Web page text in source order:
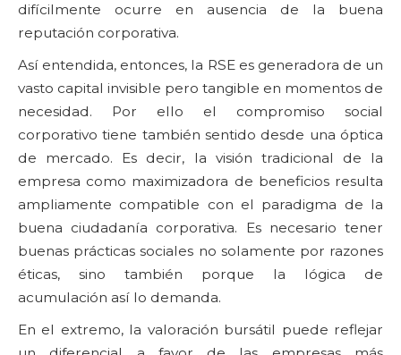
difícilmente ocurre en ausencia de la buena
reputación corporativa.
Así entendida, entonces, la RSE es generadora de un
vasto capital invisible pero tangible en momentos de
necesidad. Por ello el compromiso social
corporativo tiene también sentido desde una óptica
de mercado. Es decir, la visión tradicional de la
empresa como maximizadora de beneficios resulta
ampliamente compatible con el paradigma de la
buena ciudadanía corporativa. Es necesario tener
buenas prácticas sociales no solamente por razones
éticas, sino también porque la lógica de
acumulación así lo demanda.
En el extremo, la valoración bursátil puede reflejar